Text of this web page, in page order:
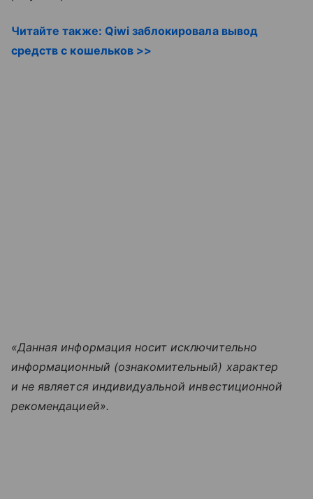
Читайте также: Qiwi заблокировала вывод
средств с кошельков >>
«Данная информация носит исключительно
информационный (ознакомительный) характер
и не является индивидуальной инвестиционной
рекомендацией».